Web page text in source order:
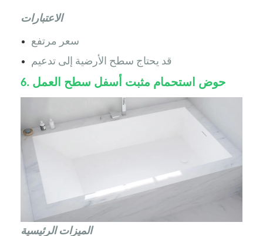
الاعتبارات
سعر مرتفع
قد يحتاج سطح الأرضية إلى تدعيم
6. حوض استحمام مثبت أسفل سطح العمل
الميزات الرئيسية